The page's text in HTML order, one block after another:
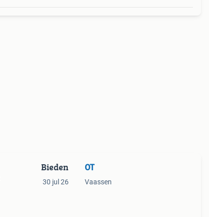
Bieden
30 jul 26
OT
Vaassen